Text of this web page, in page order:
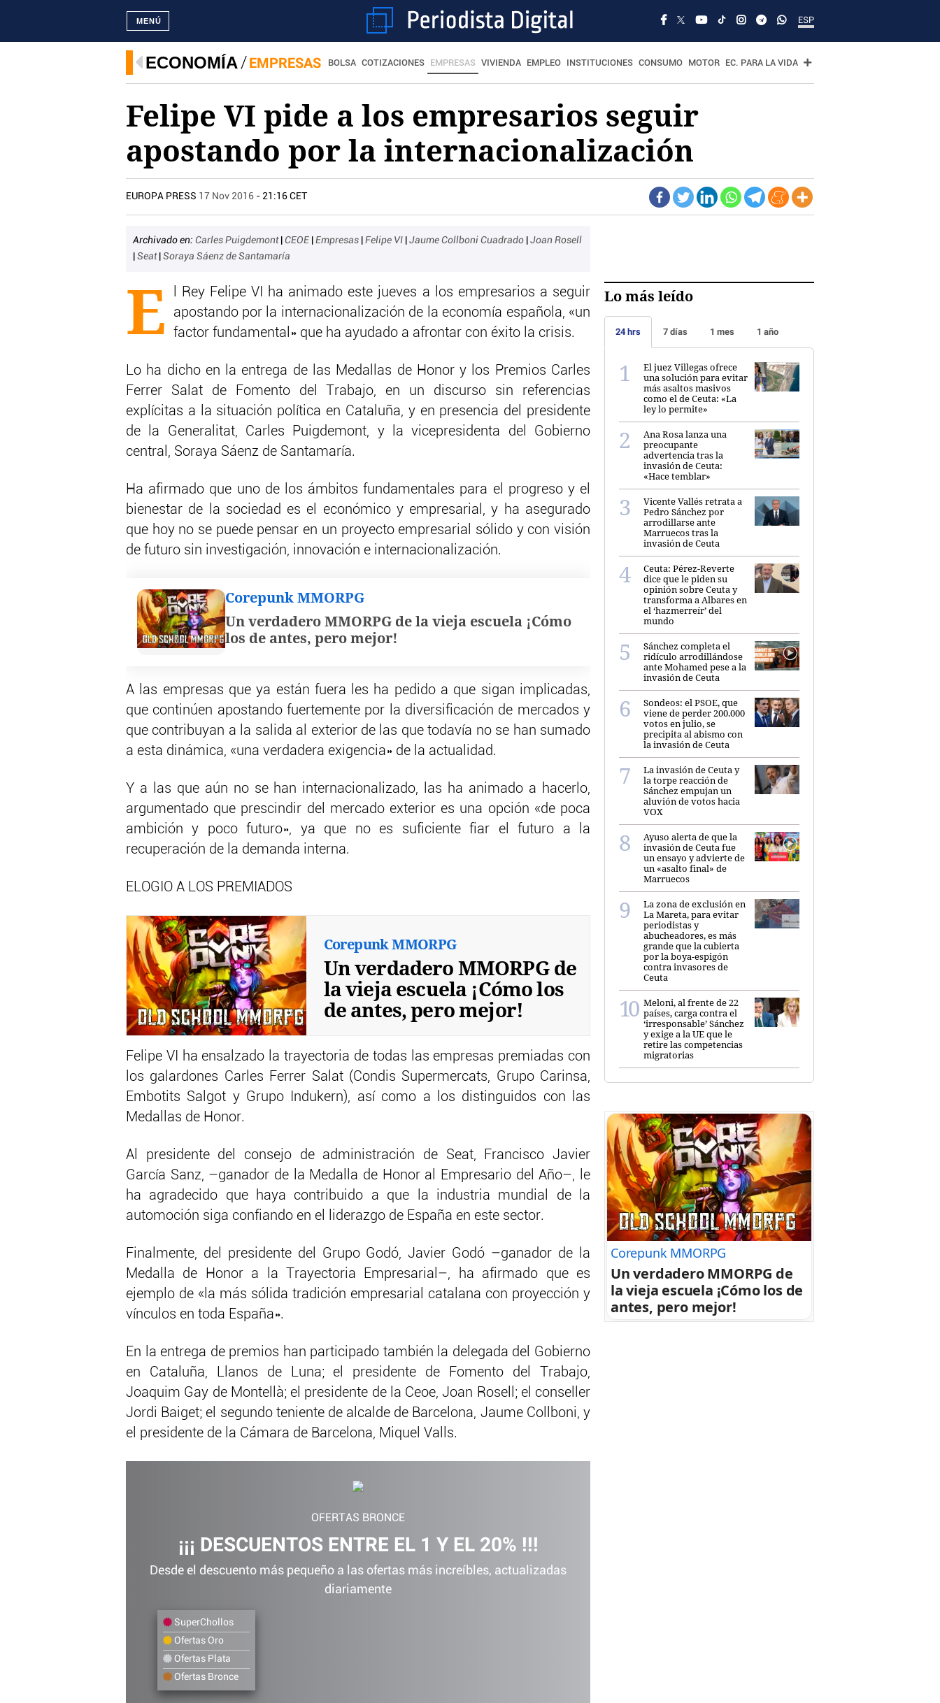
ESP
MENÚ
ECONOMÍA EMPRESAS BOLSA COTIZACIONES EMPRESAS VIVIENDA EMPLEO INSTITUCIONES CONSUMO MOTOR EC. PARA LA VIDA
Felipe VI pide a los empresarios seguir
apostando por la internacionalización
EUROPA PRESS 17 Nov 2016 - 21:16 CET
Archivado en: Carles Puigdemont CEOE Empresas Felipe VI Jaume Collboni Cuadrado
Joan Rosell
Seat Soraya Sáenz de Santamaría
E
l Rey Felipe VI ha animado este jueves a los empresarios a seguir
apostando por la internacionalización de la economía española, «un
factor fundamental» que ha ayudado a afrontar con éxito la crisis.
Lo ha dicho en la entrega de las Medallas de Honor y los Premios Carles
Ferrer Salat de Fomento del Trabajo, en un discurso sin referencias
explícitas a la situación política en Cataluña, y en presencia del presidente
de la Generalitat, Carles Puigdemont, y la vicepresidenta del Gobierno
central, Soraya Sáenz de Santamaría.
Ha afirmado que uno de los ámbitos fundamentales para el progreso y el
bienestar de la sociedad es el económico y empresarial, y ha asegurado
que hoy no se puede pensar en un proyecto empresarial sólido y con visión
de futuro sin investigación, innovación e internacionalización.
Corepunk MMORPG
Un verdadero MMORPG de la vieja escuela ¡Cómo
los de antes, pero mejor!
A las empresas que ya están fuera les ha pedido a que sigan implicadas,
que continúen apostando fuertemente por la diversificación de mercados y
que contribuyan a la salida al exterior de las que todavía no se han sumado
a esta dinámica, «una verdadera exigencia» de la actualidad.
Y a las que aún no se han internacionalizado, las ha animado a hacerlo,
argumentado que prescindir del mercado exterior es una opción «de poca
ambición y poco futuro», ya que no es suficiente fiar el futuro a la
recuperación de la demanda interna.
ELOGIO A LOS PREMIADOS
Corepunk MMORPG
Un verdadero MMORPG de
la vieja escuela ¡Cómo los
de antes, pero mejor!
Felipe VI ha ensalzado la trayectoria de todas las empresas premiadas con
los galardones Carles Ferrer Salat (Condis Supermercats, Grupo Carinsa,
Embotits Salgot y Grupo Indukern), así como a los distinguidos con las
Medallas de Honor.
Al presidente del consejo de administración de Seat, Francisco Javier
García Sanz, –ganador de la Medalla de Honor al Empresario del Año–, le
ha agradecido que haya contribuido a que la industria mundial de la
automoción siga confiando en el liderazgo de España en este sector.
Finalmente, del presidente del Grupo Godó, Javier Godó –ganador de la
Medalla de Honor a la Trayectoria Empresarial–, ha afirmado que es
ejemplo de «la más sólida tradición empresarial catalana con proyección y
vínculos en toda España».
En la entrega de premios han participado también la delegada del Gobierno
en Cataluña, Llanos de Luna; el presidente de Fomento del Trabajo,
Joaquim Gay de Montellà; el presidente de la Ceoe, Joan Rosell; el conseller
Jordi Baiget; el segundo teniente de alcalde de Barcelona, Jaume Collboni, y
el presidente de la Cámara de Barcelona, Miquel Valls.
OFERTAS BRONCE
¡¡¡ DESCUENTOS ENTRE EL 1 Y EL 20% !!!
Desde el descuento más pequeño a las ofertas más increíbles, actualizadas
diariamente
SuperChollos
Ofertas Oro
Ofertas Plata
Ofertas Bronce
Lo más leído
24 hrs 7 días 1 mes 1 año
El juez Villegas ofrece
una solución para evitar
más asaltos masivos
como el de Ceuta: «La
ley lo permite»
Ana Rosa lanza una
preocupante
advertencia tras la
invasión de Ceuta:
«Hace temblar»
Vicente Vallés retrata a
Pedro Sánchez por
arrodillarse ante
Marruecos tras la
invasión de Ceuta
Ceuta: Pérez-Reverte
dice que le piden su
opinión sobre Ceuta y
transforma a Albares en
el ‘hazmerreír’ del
mundo
Sánchez completa el
ridículo arrodillándose
ante Mohamed pese a la
invasión de Ceuta
Sondeos: el PSOE, que
viene de perder 200.000
votos en julio, se
precipita al abismo con
la invasión de Ceuta
La invasión de Ceuta y
la torpe reacción de
Sánchez empujan un
aluvión de votos hacia
VOX
Ayuso alerta de que la
invasión de Ceuta fue
un ensayo y advierte de
un «asalto final» de
Marruecos
La zona de exclusión en
La Mareta, para evitar
periodistas y
abucheadores, es más
grande que la cubierta
por la boya-espigón
contra invasores de
Ceuta
Meloni, al frente de 22
países, carga contra el
‘irresponsable’ Sánchez
y exige a la UE que le
retire las competencias
migratorias
Corepunk MMORPG
Un verdadero MMORPG de
la vieja escuela ¡Cómo los de
antes, pero mejor!